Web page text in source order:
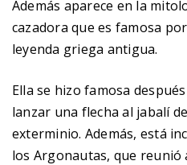
Además aparece en la
cazadora que es famosa
leyenda griega antigua.
Ella se hizo famosa
lanzar una flecha al jabalí
exterminio. Además, está
los Argonautas, que reunió